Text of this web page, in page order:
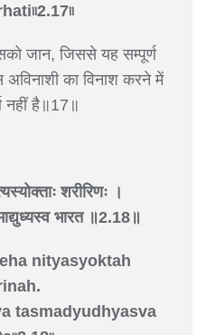
जान, जिससे यह सम्पूर्ण
अविनाशी का विनाश करने में
नहीं है॥17॥
शरीरिणः ।
भारत ॥2.18॥
nityasyoktah
tasmadyudhyasva